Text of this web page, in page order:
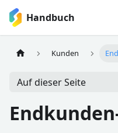
Handbuch
Kunden
Auf dieser Seite